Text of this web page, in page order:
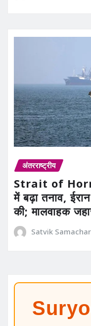
अंतरराष्ट्रीय
Strait of
में बढ़ा तनाव,
की; मालवाहक
Satvik Samachar